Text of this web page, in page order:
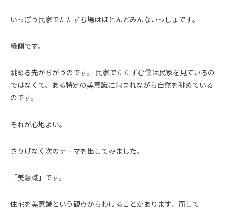
いっぽう民家でたたずむ場はほとんどみんないっしょです。
縁側です。
眺める先がちがうのです。 民家でたたずむ僕は民家を見ているの
ではなくて、ある特定の美意識に包まれながら自然を眺めている
のです。
それが心地よい。
さりげなく次のテーマを出してみました。
「美意識」です。
住宅を美意識という観点からわけることがあります、而して